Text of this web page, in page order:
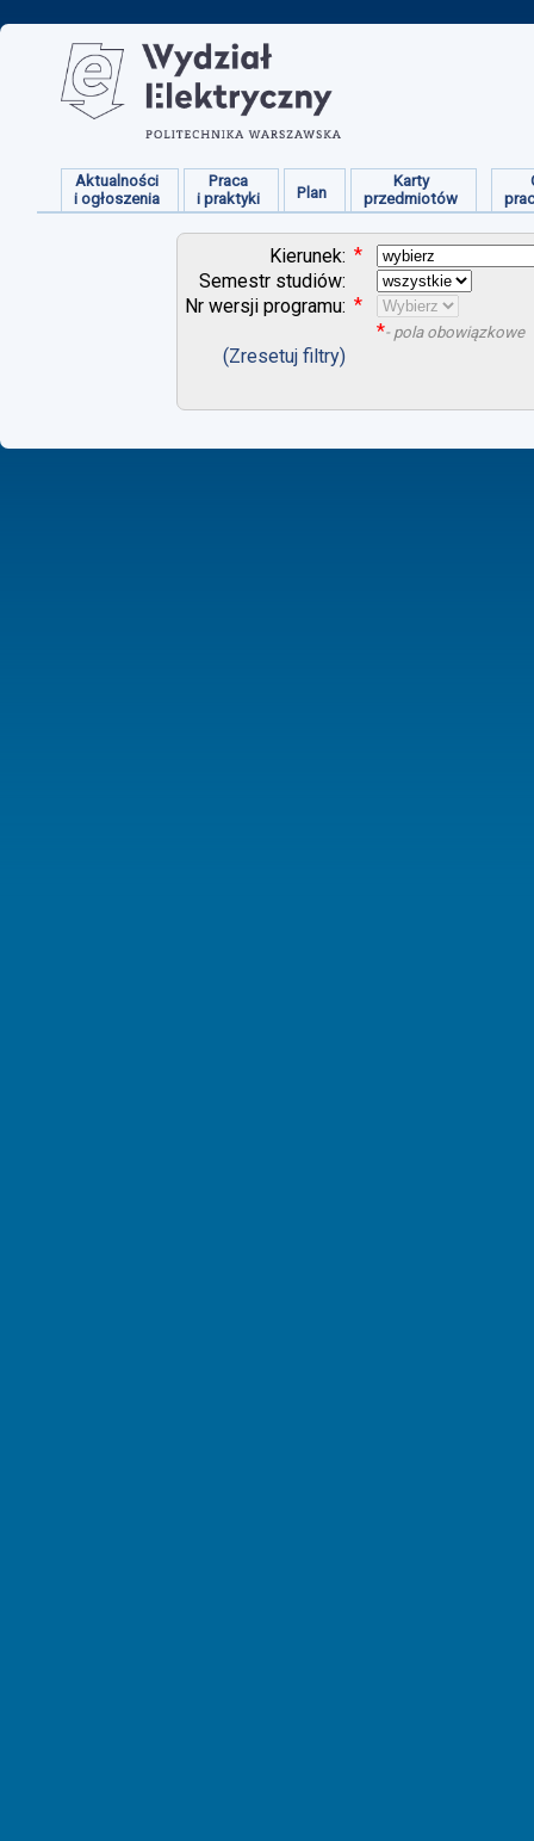
Aktualności
i ogłoszenia
Praca
i praktyki
Plan
Karty
przedmiotów
Kierunek: *
Semestr studiów:
Nr wersji programu: *
*- pola obowiązkowe
(Zresetuj filtry)